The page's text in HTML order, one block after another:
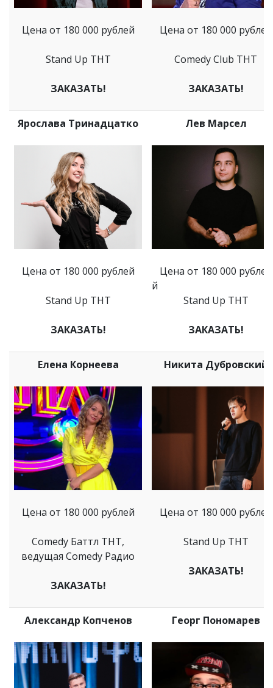
Цена от 180 000 рублей
Stand Up ТНТ
ЗАКАЗАТЬ!
Цена от 180 000 рублей
Comedy Club ТНТ
ЗАКАЗАТЬ!
Ярослава Тринадцатко
Цена от 180 000 рублей
Stand Up ТНТ
ЗАКАЗАТЬ!
Лев Марсел
Цена от 180 000 рублей
й
Stand Up ТНТ
ЗАКАЗАТЬ!
Елена Корнеева
Цена от 180 000 рублей
Comedy Баттл ТНТ,
ведущая Comedy Радио
ЗАКАЗАТЬ!
Никита Дубровский
Цена от 180 000 рублей
Stand Up ТНТ
ЗАКАЗАТЬ!
Александр Копченов Георг Пономарев